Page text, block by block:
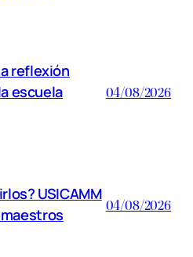
reflexión
escuela
04/08/2026
USICAMM
04/08/2026